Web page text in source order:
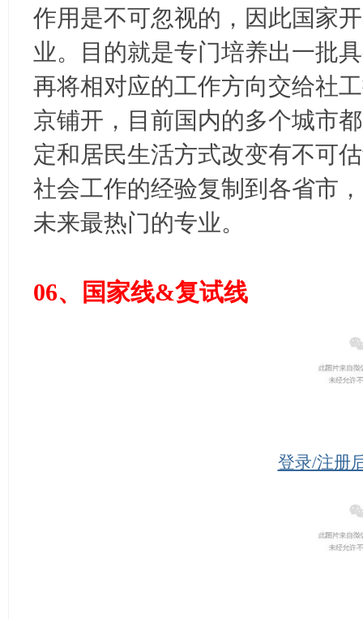
作用是不可忽视的，因此国家
业。目的就是专门培养出一批
再将相对应的工作方向交给社
京铺开，目前国内的多个城市
定和居民生活方式改变有不可
社会工作的经验复制到各省市
未来最热门的专业。
06、国家线&复试线
登录/注册